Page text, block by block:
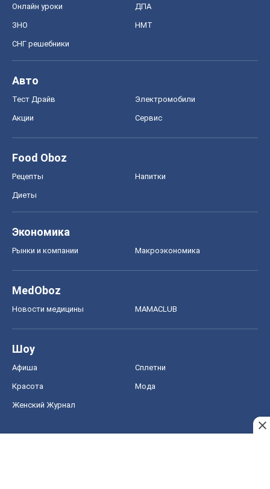
Онлайн уроки ДПА
ЗНО НМТ
СНГ решебники
Авто
Тест Драйв Электромобили
Акции Сервис
Food Oboz
Рецепты Напитки
Диеты
Экономика
Рынки и компании Mакроэкономика
MedOboz
Новости медицины MAMACLUB
Шоу
Афиша Сплетни
Красота Мода
Женский Журнал